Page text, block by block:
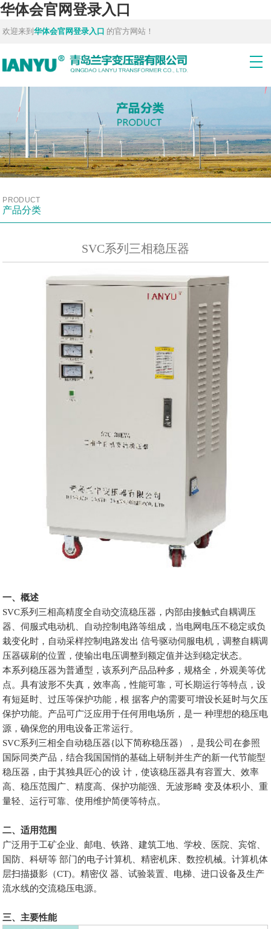
华体会官网登录入口
欢迎来到华体会官网登录入口 的官方网站！
PRODUCT
产品分类
SVC系列三相稳压器
一、概述
SVC系列三相高精度全自动交流稳压器，内部由接触式自耦调压
器、伺服式电动机、自动控制电路等组成，当电网电压不稳定或负
栽变化时，自动采样控制电路发出 信号驱动伺服电机，调整自耦调
压器碳刷的位置，使输出电压调整到额定值并达到稳定状态。
本系列稳压器为普通型，该系列产品品种多，规格全，外观美等优
点。具有波形不失真，效率高，性能可靠，可长期运行等特点，设
有短延时、过压等保护功能，根 据客户的需要可增设长延时与欠压
保护功能。产品可广泛应用于任何用电场所，是一 种理想的稳压电
源，确保您的用电设备正常运行。
SVC系列三相全自动稳压器{以下简称稳压器），是我公司在参照
国际同类产品，结合我国国悄的基础上研制并生产的新一代节能型
稳压器，由于其独具匠心的设 计，使该稳压器具有容置大、效率
高、稳压范囤广、精度高、保护功能强、无波形畸 变及体积小、重
量轻、运行可靠、使用维护简便等特点。
二、适用范围
广泛用于工矿企业、邮电、铁路、建筑工地、学校、医院、宾馆、
国防、科研等 部门的电子计算机、精密机床、数控机械。计算机体
层扫描摄影（CT)。精密仪 器、试验装置、电梯、进口设备及生产
流水线的交流稳压电源。
三、主要性能